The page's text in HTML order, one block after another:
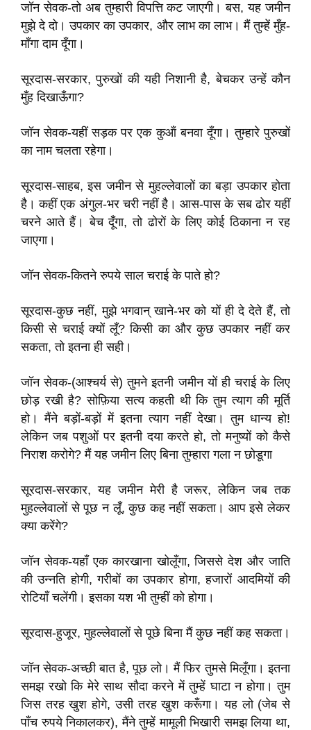
जॉन सेवक-तो अब तुम्हारी विपत्ति कट जाएगी। बस, यह जमीन
मुझे दे दो। उपकार का उपकार, और लाभ का लाभ। मैं तुम्हें मुँह-
माँगा दाम दूँगा।
सूरदास-सरकार, पुरुखों की यही निशानी है, बेचकर उन्हें कौन
मुँह दिखाऊँगा?
जॉन सेवक-यहीं सड़क पर एक कुऑं बनवा दूँगा। तुम्हारे पुरुखों
का नाम चलता रहेगा।
सूरदास-साहब, इस जमीन से मुहल्लेवालों का बड़ा उपकार होता
है। कहीं एक अंगुल-भर चरी नहीं है। आस-पास के सब ढोर यहीं
चरने आते हैं। बेच दूँगा, तो ढोरों के लिए कोई ठिकाना न रह
जाएगा।
जॉन सेवक-कितने रुपये साल चराई के पाते हो?
सूरदास-कुछ नहीं, मुझे भगवान् खाने-भर को यों ही दे देते हैं, तो
किसी से चराई क्यों लूँ? किसी का और कुछ उपकार नहीं कर
सकता, तो इतना ही सही।
जॉन सेवक-(आश्चर्य से) तुमने इतनी जमीन यों ही चराई के लिए
छोड़ रखी है? सोफ़िया सत्य कहती थी कि तुम त्याग की मूर्ति
हो। मैंने बड़ों-बड़ों में इतना त्याग नहीं देखा। तुम धान्य हो!
लेकिन जब पशुओं पर इतनी दया करते हो, तो मनुष्यों को कैसे
निराश करोगे? मैं यह जमीन लिए बिना तुम्हारा गला न छोडूगा
सूरदास-सरकार, यह जमीन मेरी है जरूर, लेकिन जब तक
मुहल्लेवालों से पूछ न लूँ, कुछ कह नहीं सकता। आप इसे लेकर
क्या करेंगे?
जॉन सेवक-यहाँ एक कारखाना खोलूँगा, जिससे देश और जाति
की उन्नति होगी, गरीबों का उपकार होगा, हजारों आदमियों की
रोटियाँ चलेंगी। इसका यश भी तुम्हीं को होगा।
सूरदास-हुजूर, मुहल्लेवालों से पूछे बिना मैं कुछ नहीं कह सकता।
जॉन सेवक-अच्छी बात है, पूछ लो। मैं फिर तुमसे मिलूँगा। इतना
समझ रखो कि मेरे साथ सौदा करने में तुम्हें घाटा न होगा। तुम
जिस तरह खुश होगे, उसी तरह खुश करूँगा। यह लो (जेब से
पाँच रुपये निकालकर), मैंने तुम्हें मामूली भिखारी समझ लिया था,